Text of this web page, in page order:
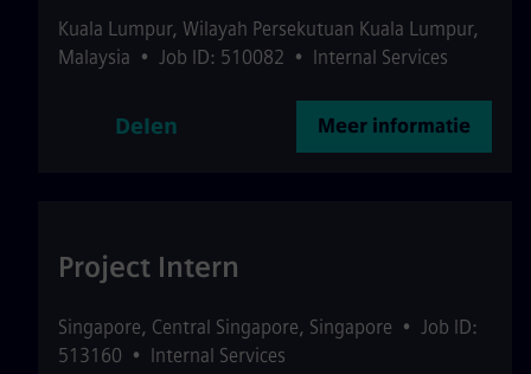
Kuala Lumpur, Wilayah Persekutuan Kuala Lumpur,
Malaysia • Job ID: 510082 • Internal Services
Delen Meer informatie
Project Intern
Singapore, Central Singapore, Singapore • Job ID:
513160 • Internal Services